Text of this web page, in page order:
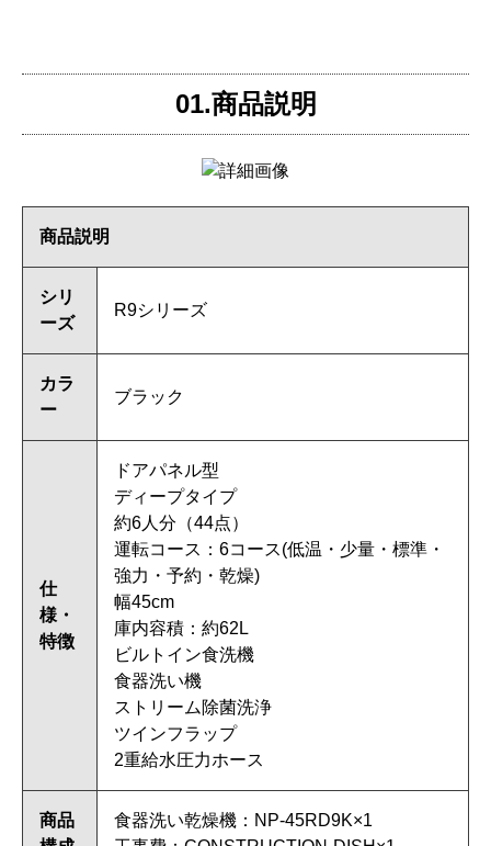
01.商品説明
商品説明
シリ
ーズ
R9シリーズ
カラ
ー
ブラック
仕
様・
特徴
ドアパネル型
ディープタイプ
約6人分（44点）
運転コース：6コース(低温・少量・標準・
強力・予約・乾燥)
幅45cm
庫内容積：約62L
ビルトイン食洗機
食器洗い機
ストリーム除菌洗浄
ツインフラップ
2重給水圧力ホース
商品
食器洗い乾燥機：NP-45RD9K×1